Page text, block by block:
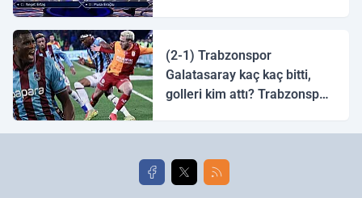
(2-1) Trabzonspor
Galatasaray kaç kaç bitti,
golleri kim attı? Trabzonspor
golleri!